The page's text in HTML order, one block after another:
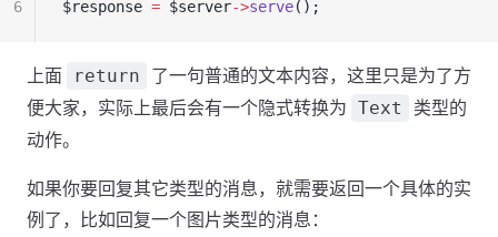
$response = $server->serve();
6
上面 return
了一句普通的文本内容，这里只是为了方
便大家，实际上最后会有一个隐式转换为 Text
类型的
动作。
如果你要回复其它类型的消息，就需要返回一个具体的实
例了，比如回复一个图片类型的消息：